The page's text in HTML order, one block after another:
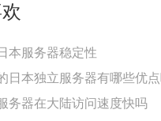
本服务器稳定性
日本独立服务器有哪些优点
务器在大陆访问速度快吗